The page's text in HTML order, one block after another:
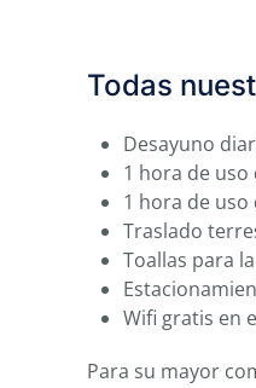
Todas
Desayuno
1 hora de uso
1 hora de
Traslado
Toallas para
Wifi gratis en
Para su mayor